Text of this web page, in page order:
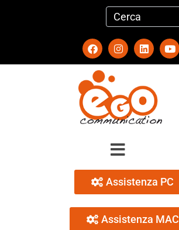
Assistenza PC
Assistenza MAC